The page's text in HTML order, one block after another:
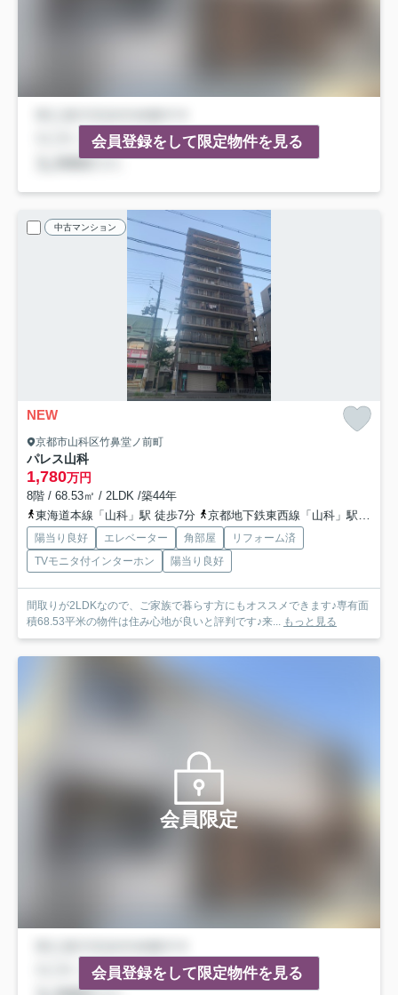
会員登録をして限定物件を見る
中古マンション
NEW
京都市山科区竹鼻堂ノ前町
パレス山科
1,780万円
8階 / 68.53㎡ / 2LDK /築44年
東海道本線「山科」駅 徒歩7分
京都地下鉄東西線「山科」駅 徒歩5分
陽当り良好 エレベーター 角部屋
リフォーム済
TVモニタ付インターホン
陽当り良好
間取りが2LDKなので、ご家族で暮らす方にもオススメできます♪専有面
積68.53平米の物件は住み心地が良いと評判です♪来... もっと見る
会員限定
会員登録をして限定物件を見る